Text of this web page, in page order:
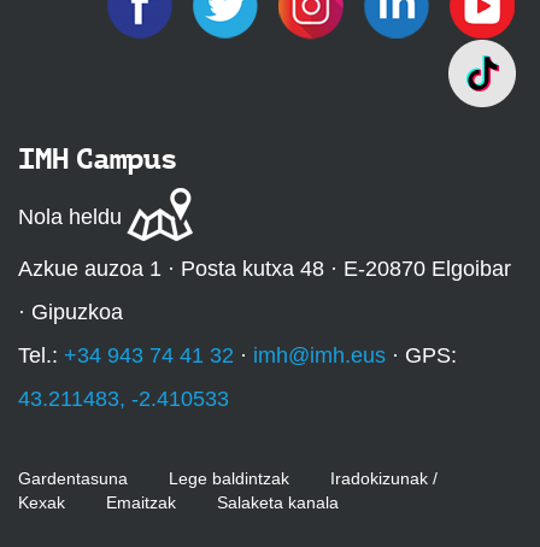
IMH Campus
Nola heldu
Azkue auzoa 1 · Posta kutxa 48 · E-20870 Elgoibar
· Gipuzkoa
Tel.: +34 943 74 41 32 · imh@imh.eus · GPS:
43.211483, -2.410533
Gardentasuna Lege baldintzak
Iradokizunak /
Kexak
Emaitzak Salaketa kanala